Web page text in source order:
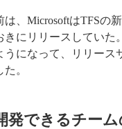
は、MicrosoftはTFSの
きにリリースしていた
うになって、リリース
。
発できるチー